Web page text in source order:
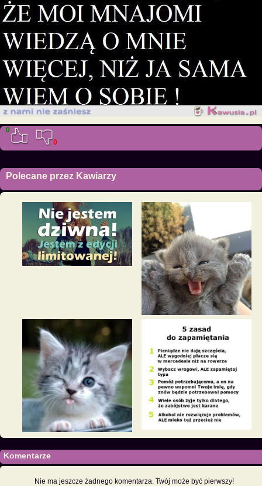
0
0
Polecane przez Kawiarzy
Komentarze
Nie ma jeszcze żadnego komentarza. Twój może być pierwszy!